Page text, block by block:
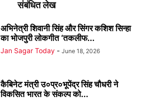
संबंधित लेख
अभिनेत्री शिवानी सिंह और सिंगर कशिश सिन्हा
का भोजपुरी लोकगीत ‘तकलीफ...
Jan Sagar Today - June 18, 2026
कैबिनेट मंत्री उ०प्र०भूपेंद्र सिंह चौधरी ने
विकसित भारत के संकल्प को...